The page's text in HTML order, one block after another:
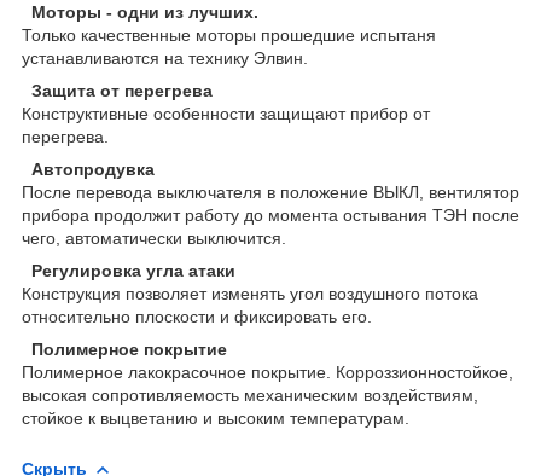
Моторы - одни из лучших.
Только качественные моторы прошедшие испытаня
устанавливаются на технику Элвин.
Защита от перегрева
Конструктивные особенности защищают прибор от
перегрева.
Автопродувка
После перевода выключателя в положение ВЫКЛ, вентилятор
прибора продолжит работу до момента остывания ТЭН после
чего, автоматически выключится.
Регулировка угла атаки
Конструкция позволяет изменять угол воздушного потока
относительно плоскости и фиксировать его.
Полимерное покрытие
Полимерное лакокрасочное покрытие. Корроззионностойкое,
высокая сопротивляемость механическим воздействиям,
стойкое к выцветанию и высоким температурам.
Скрыть